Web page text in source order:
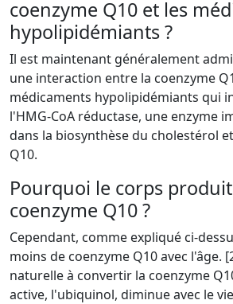
coenzyme Q10 et les
hypolipidémiants ?
Il est maintenant généralement
une interaction entre la coenzyme
médicaments hypolipidémiants qui
l'HMG-CoA réductase, une enzyme
dans la biosynthèse du cholestérol
Q10.
Pourquoi le corps
coenzyme Q10 ?
Cependant, comme expliqué ci-
moins de coenzyme Q10 avec l'âge.
naturelle à convertir la coenzyme
active, l'ubiquinol, diminue avec le